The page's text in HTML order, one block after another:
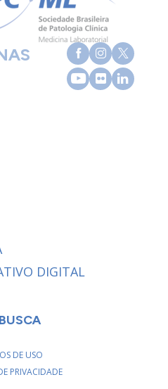
DIGITAL
BUSCA
DE USO
PRIVACIDADE